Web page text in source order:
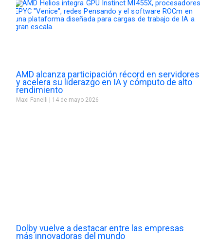
AMD alcanza participación récord en servidores
y acelera su liderazgo en IA y cómputo de alto
rendimiento
Maxi Fanelli 14 de mayo 2026
Dolby vuelve a destacar entre las empresas
más innovadoras del mundo